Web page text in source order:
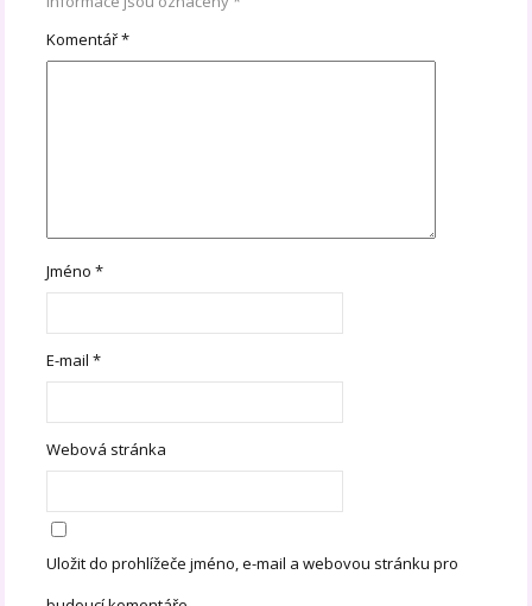
Komentář*
Jméno*
E-mail*
Webová stránka
Uložit do prohlížeče jméno, e-mail a webovou stránku pro